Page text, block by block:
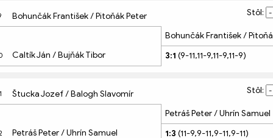
Stôl:
Bohunčák František / Pitoňák Peter
Bohunčák František /
Caltík Ján / Bujňák Tibor 3:1 (9-11,11-9,11-9,11-9)
Stôl:
Štucka Jozef / Balogh Slavomír
Petráš Peter / Uhrín Samuel
Petráš Peter / Uhrín Samuel 1:3 (11-9,9-11,9-11,9-11)